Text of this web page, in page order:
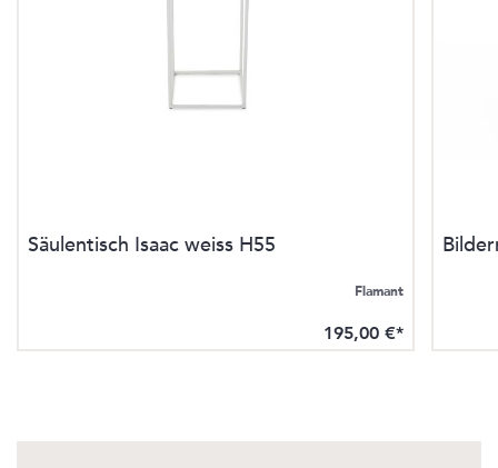
Säulentisch Isaac weiss H55
Flamant
195,00 €*